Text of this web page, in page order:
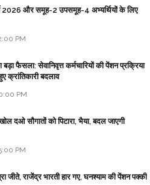
2026 और समूह-2 उपसमूह-4 अभ्यर्थियों के लिए
PM
फैसला: सेवानिवृत्त कर्मचारियों की पेंशन प्रक्रिया
क्रांतिकारी बदलाव
PM
दओ सौगातों को पिटारा, भैया, बदल जाएगी
PM
जीते, राजेंद्र भारती हार गए, घनश्याम की पेंशन पक्की